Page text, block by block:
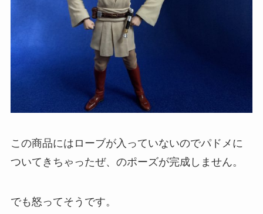
この商品にはローブが入っていないのでパドメに
ついてきちゃったぜ、のポーズが完成しません。
でも怒ってそうです。